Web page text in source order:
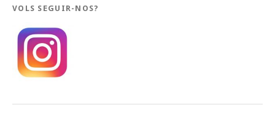
VOLS SEGUIR-NOS?